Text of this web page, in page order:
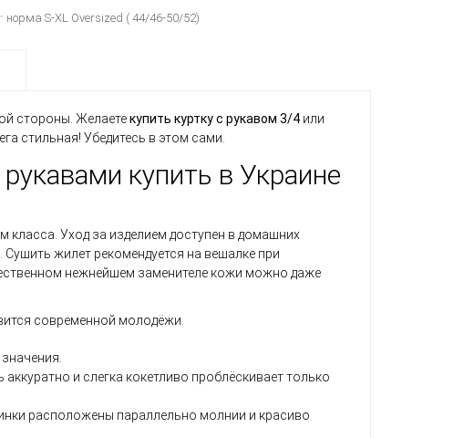
норма S-XL Oversized ( 44/46-50/52)
стороны. Желаетекупить куртку с рукавом 3/4 или
стильная! Убедитесь в этом сами.
купить в Украине
класса. Уход за изделием доступен в домашних
жилет рекомендуется на вешалке при
нежнейшем заменителе кожи можно даже
современной молодёжи.
и слегка кокетливо проблёскивает только
расположены параллельно молнии и красиво